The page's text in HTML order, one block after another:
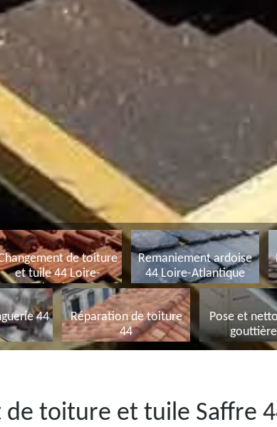
de toiture
et tuile 44 Loire-
Atlantique
Remaniement ardoise
44 Loire-Atlantique
44
Réparation de toiture
44
Pose et
de toiture et tuile Saffre